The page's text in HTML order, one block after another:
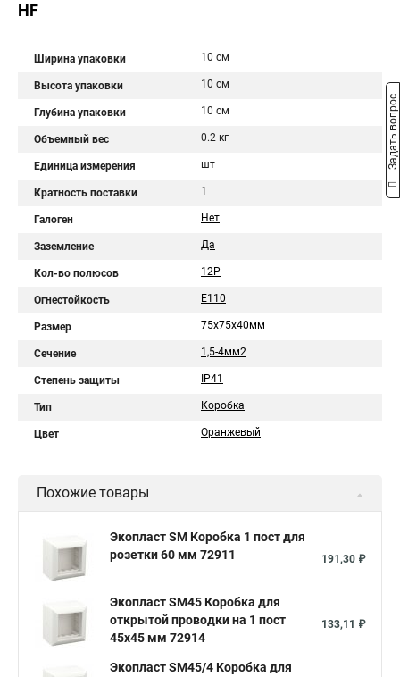
HF
Ширина упаковки 10 см
Высота упаковки 10 см
Глубина упаковки 10 см
Объемный вес 0.2 кг
Единица измерения шт
Кратность поставки 1
Галоген Нет
Заземление Да
Кол-во полюсов 12P
Огнестойкость E110
Размер 75х75х40мм
Сечение 1,5-4мм2
Степень защиты IP41
Тип Коробка
Цвет Оранжевый
Похожие товары
Экопласт SM Коробка 1 пост для
розетки 60 мм 72911
191,30 ₽
Экопласт SM45 Коробка для
открытой проводки на 1 пост
45х45 мм 72914
133,11 ₽
Экопласт SM45/4 Коробка для
Задать вопрос